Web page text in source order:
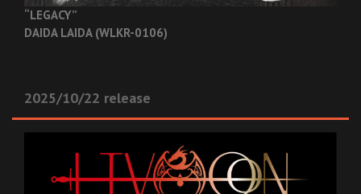
“LEGACY”
DAIDA LAIDA (WLKR-0106)
2025/10/22 release